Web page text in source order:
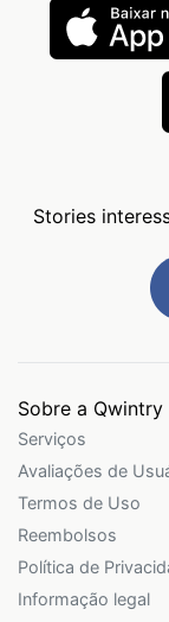
Stories
Sobre a Qwintry
Serviços
Avaliações de
Termos de Uso
Reembolsos
Política de
Informação legal